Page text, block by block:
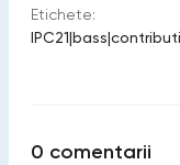
Etichete:
IPC21|bass|
0 comentarii